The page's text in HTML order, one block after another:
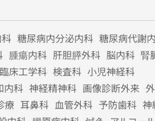
糖尿病内分泌内科 糖尿病代謝
腫瘍内科 肝胆膵外科 脳内科 腎
臨床工学科 検査科 小児神経科
内科 神経精神科 画像診断外来
療 耳鼻科 血管外科 予防歯科 神